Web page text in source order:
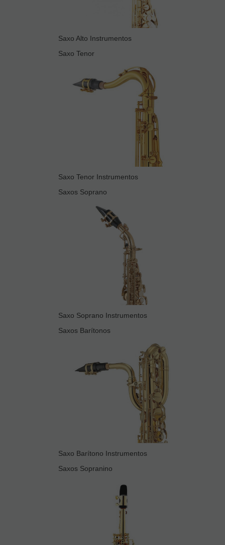
Saxo Alto Instrumentos
Saxo Tenor
Saxo Tenor Instrumentos
Saxos Soprano
Saxo Soprano Instrumentos
Saxos Barítonos
Saxo Barítono Instrumentos
Saxos Sopranino